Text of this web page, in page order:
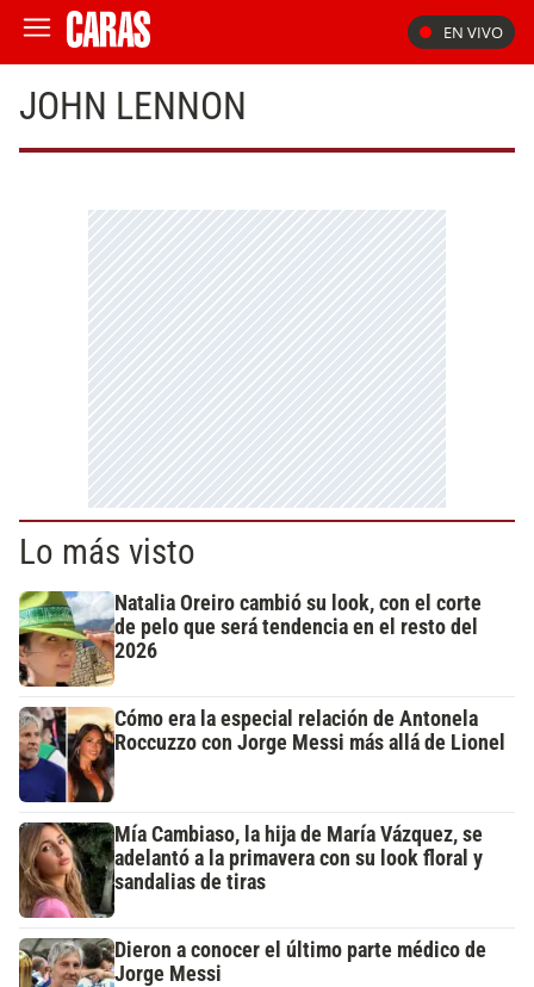
EN VIVO
JOHN LENNON
Lo más visto
Natalia Oreiro cambió su look, con el corte
de pelo que será tendencia en el resto del
2026
Cómo era la especial relación de Antonela
Roccuzzo con Jorge Messi más allá de Lionel
Mía Cambiaso, la hija de María Vázquez, se
adelantó a la primavera con su look floral y
sandalias de tiras
Dieron a conocer el último parte médico de
Jorge Messi